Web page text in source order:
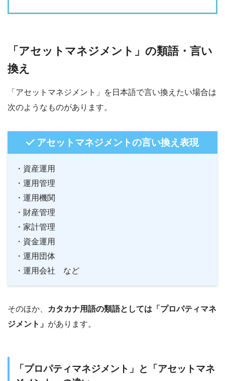
「アセットマネジメント」の類語・言い
換え
「アセットマネジメント」を日本語で言い換えたい場合は
次のようなものがあります。
アセットマネジメントの言い換え表現
・資産運用
・運用管理
・運用機関
・財産管理
・家計管理
・資金運用
・運用団体
・運用会社 など
そのほか、
カタカナ用語の類語としては「プロパティマネ
ジメント」 があります。
「プロパティマネジメント」と「アセットマネ